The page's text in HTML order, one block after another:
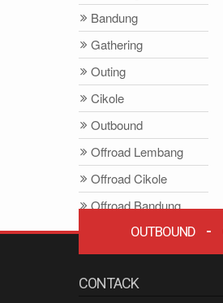
Bandung
Gathering
Outing
Cikole
Outbound
Offroad Lembang
Offroad Cikole
Offroad Bandung
Grafika Cikole
Terminal Wisata
OUTBOUND
CONTACK